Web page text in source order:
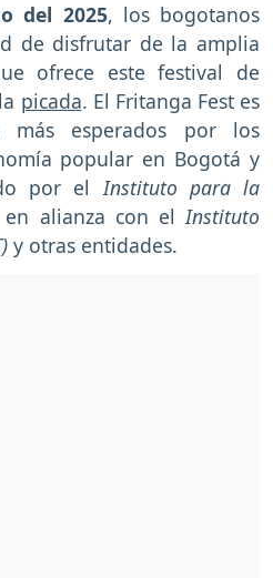
del 2025, los bogotanos
de disfrutar de la amplia
ofrece este festival de
picada. El Fritanga Fest es
esperados por los
popular en Bogotá y
por elInstituto para la
en alianza con el Instituto
y otras entidades.